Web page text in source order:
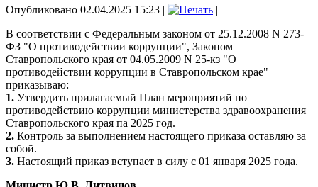
Опубликовано 02.04.2025 15:23 |
|
В соответствии с Федеральным законом от 25.12.2008 N 273-
ФЗ "О противодействии коррупции", Законом
Ставропольского края от 04.05.2009 N 25-кз "О
противодействии коррупции в Ставропольском крае"
приказываю:
1. Утвердить прилагаемый План мероприятий по
противодействию коррупции министерства здравоохранения
Ставропольского края па 2025 год.
2. Контроль за выполнением настоящего приказа оставляю за
собой.
3. Настоящий приказ вступает в силу с 01 января 2025 года.